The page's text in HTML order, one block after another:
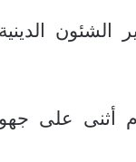
الشئون
أثنى على جهود